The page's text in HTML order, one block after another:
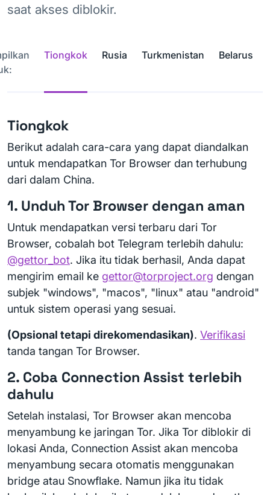
saat akses diblokir.
Tiongkok Rusia Turkmenistan Belarus
Tiongkok
Berikut adalah cara-cara yang dapat diandalkan
untuk mendapatkan Tor Browser dan terhubung
dari dalam China.
1. Unduh Tor Browser dengan aman
Untuk mendapatkan versi terbaru dari Tor
Browser, cobalah bot Telegram terlebih dahulu:
@gettor_bot. Jika itu tidak berhasil, Anda dapat
mengirim email ke gettor@torproject.org dengan
subjek "windows", "macos", "linux" atau "android"
untuk sistem operasi yang sesuai.
(Opsional tetapi direkomendasikan). Verifikasi
tanda tangan Tor Browser.
2. Coba Connection Assist terlebih
dahulu
Setelah instalasi, Tor Browser akan mencoba
menyambung ke jaringan Tor. Jika Tor diblokir di
lokasi Anda, Connection Assist akan mencoba
menyambung secara otomatis menggunakan
bridge atau Snowflake. Namun jika itu tidak